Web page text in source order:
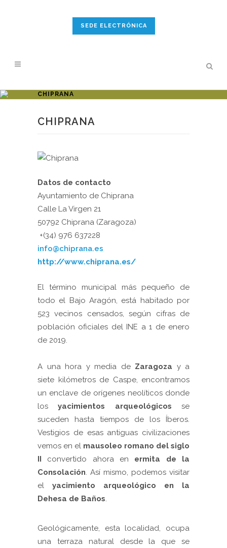
SEDE ELECTRÓNICA
CHIPRANA
CHIPRANA
Datos de contacto
Ayuntamiento de Chiprana
Calle La Virgen 21
50792 Chiprana (Zaragoza)
+(34) 976 637228
info@chiprana.es
http://www.chiprana.es/
El término municipal más pequeño de
todo el Bajo Aragón, está habitado por
523 vecinos censados, según cifras de
población oficiales del INE a 1 de enero
de 2019.
A una hora y media de Zaragoza y a
siete kilómetros de Caspe, encontramos
un enclave de orígenes neolíticos donde
losyacimientos arqueológicos se
suceden hasta tiempos de los Íberos.
Vestigios de esas antiguas civilizaciones
vemos en el mausoleo romano del siglo
II convertido ahora en ermita de la
Consolación. Así mismo, podemos visitar
el yacimiento arqueológico en la
Dehesa de Baños.
Geológicamente, esta localidad, ocupa
una terraza natural desde la que se